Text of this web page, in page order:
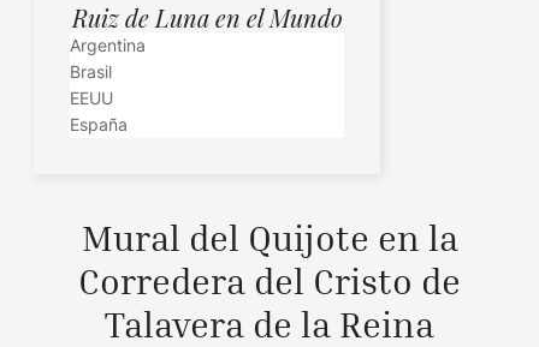
Ruiz de Luna en el Mundo
Argentina
Brasil
EEUU
España
Mural del Quijote en la
Corredera del Cristo de
Talavera de la Reina